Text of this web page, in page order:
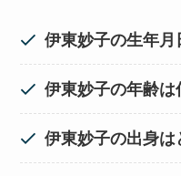
伊東妙子の生年
伊東妙子の年齢は
伊東妙子の出身は